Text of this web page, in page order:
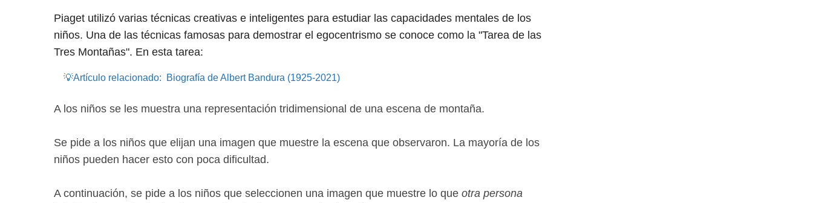
Piaget utilizó varias técnicas creativas e inteligentes para estudiar las capacidades mentales de los
niños. Una de las técnicas famosas para demostrar el egocentrismo se conoce como la "Tarea de las
Tres Montañas". En esta tarea:
💡Artículo relacionado: Biografía de Albert Bandura (1925-2021)
A los niños se les muestra una representación tridimensional de una escena de montaña.
Se pide a los niños que elijan una imagen que muestre la escena que observaron. La mayoría de los
niños pueden hacer esto con poca dificultad.
A continuación, se pide a los niños que seleccionen una imagen que muestre lo que otra persona